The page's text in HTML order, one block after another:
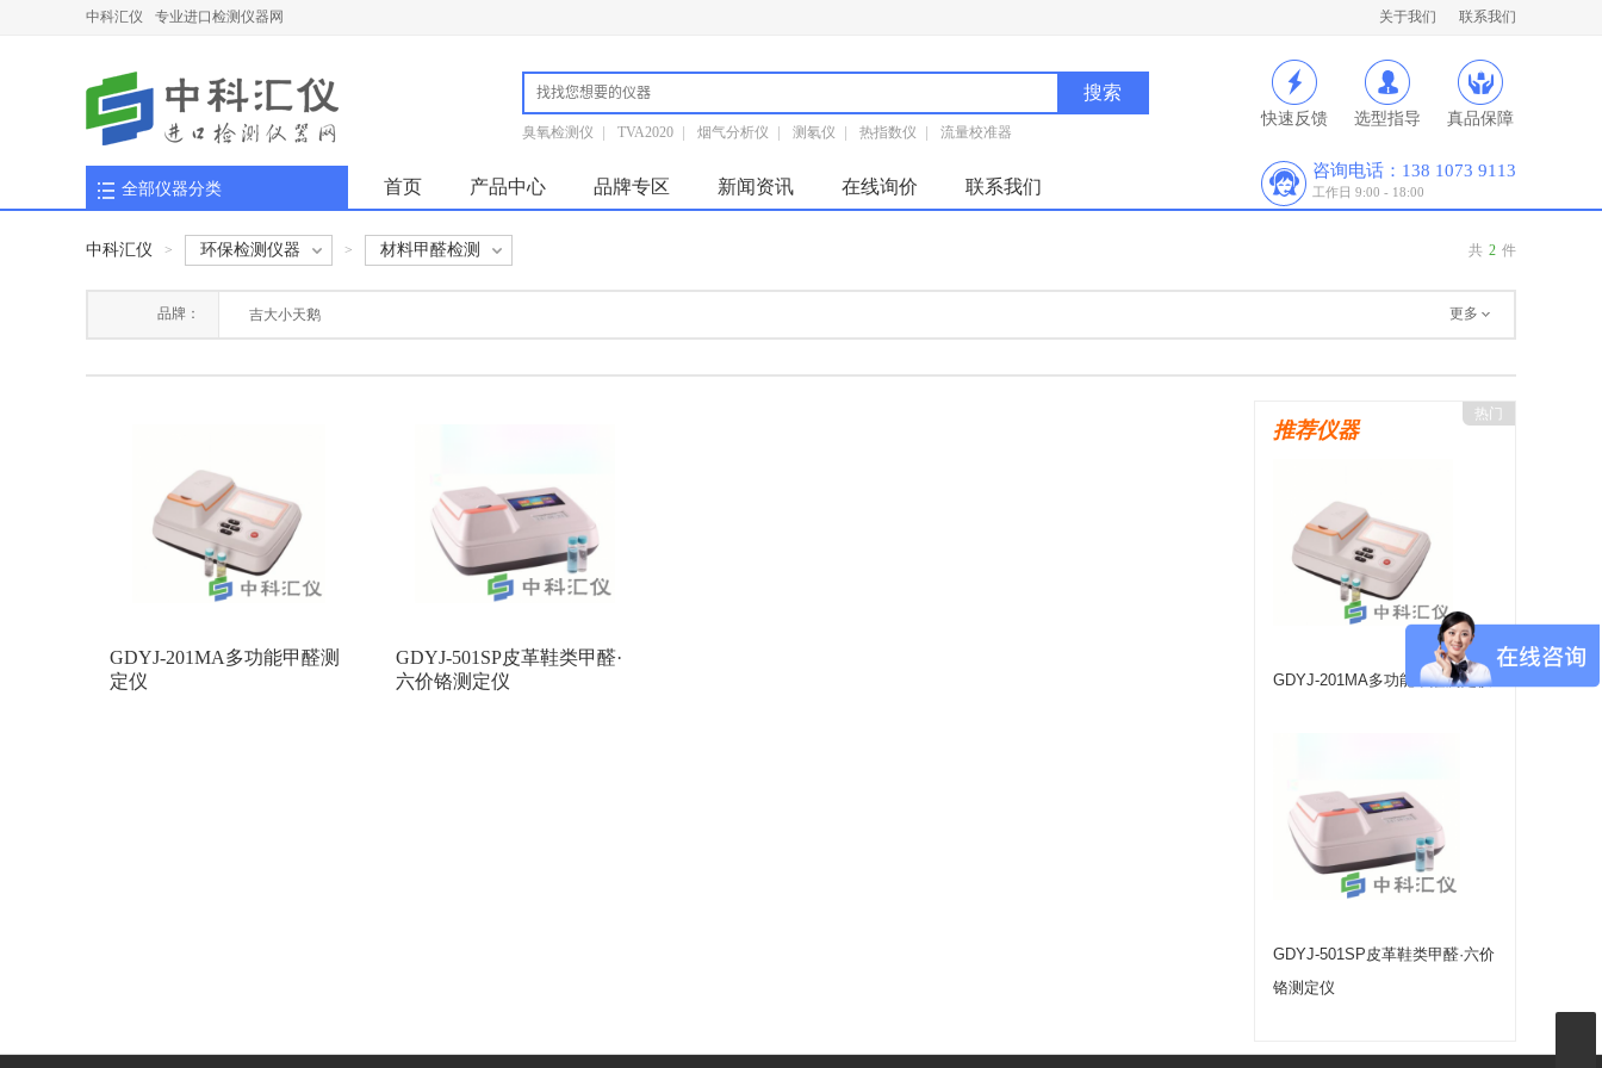
中科汇仪 专业进口检测仪器网 关于我们 联系我们
快速反馈 选型指导 真品保障
臭氧检测仪 TVA2020 烟气分析仪 测氡仪 热指数仪 流量校准器
首页 产品中心 品牌专区 新闻资讯 在线询价 联系我们
咨询电话：138 1073 9113
工作日 9:00 - 18:00
全部仪器分类
共 2 件
中科汇仪 > 环保检测仪器 > 材料甲醛检测
品牌： 吉大小天鹅 更多
GDYJ-201MA多功能甲醛测
定仪
GDYJ-501SP皮革鞋类甲醛·
六价铬测定仪
热门
推荐仪器
GDYJ-201MA多功能甲醛测定仪
GDYJ-501SP皮革鞋类甲醛·六价
铬测定仪